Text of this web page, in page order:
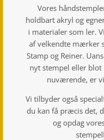
Vores
holdbart akryl og
i materialer som ler.
af velkendte mærker
Stamp og Reiner.
nyt stempel eller
nuværende, er
Vi tilbyder også
du kan få præcis det,
og opdag